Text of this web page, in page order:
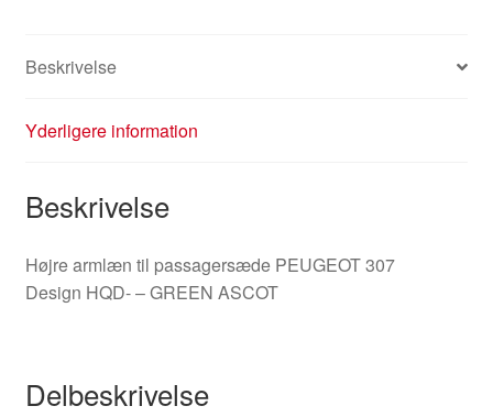
Beskrivelse
Yderligere information
Beskrivelse
Højre armlæn til passagersæde PEUGEOT 307
Design HQD- – GREEN ASCOT
Delbeskrivelse